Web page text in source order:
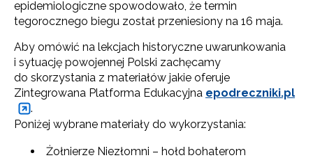
epidemiologiczne spowodowało, że termin
tegorocznego biegu został przeniesiony na 16 maja.
Aby omówić na lekcjach historyczne uwarunkowania
i sytuację powojennej Polski zachęcamy
do skorzystania z materiałów jakie oferuje
Zintegrowana Platforma Edukacyjna epodreczniki.pl
.
Poniżej wybrane materiały do wykorzystania:
Żołnierze Niezłomni – hołd bohaterom
Newsletter ORE